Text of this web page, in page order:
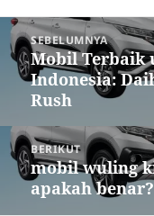
Navigasi
pos SEBELUMNYA
Pos
sebelumnya:
Mobil Terbaik
Indonesia:
Rush
BERIKUT
Pos
berikutnya:
mobil wuling
apakah benar?